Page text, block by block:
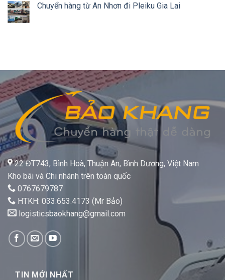
Chuyển hàng từ An Nhơn đi Pleiku Gia Lai
22 ĐT743, Bình Hoà, Thuận An, Bình Dương, Việt Nam
Kho bãi và Chi nhánh trên toàn quốc
0767679787
HTKH: 033.653.4173 (Mr Bảo)
logisticsbaokhang@gmail.com
TIN MỚI NHẤT